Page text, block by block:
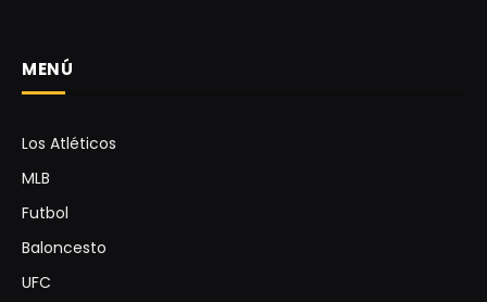
MENÚ
Los Atléticos
MLB
Futbol
Baloncesto
UFC